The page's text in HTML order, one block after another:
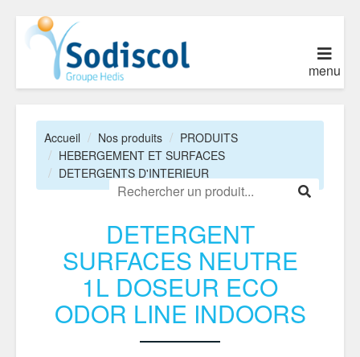
menu
Accueil Nos produits
PRODUITS
HEBERGEMENT ET SURFACES
DETERGENTS D'INTERIEUR
DETERGENT
SURFACES NEUTRE
1L DOSEUR ECO
ODOR LINE INDOORS